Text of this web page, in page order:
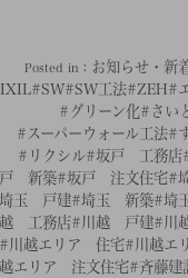
Posted in： お知らせ・新
#SW#SW工法#ZEH#
#グリーン化#さい
#スーパーウォール工法#
#リクシル#坂戸 工務店
新築#坂戸 注文住宅#
玉 戸建#埼玉 新築#埼
工務店#川越 戸建#川
#川越エリア 住宅#川越エ
エリア 注文住宅#斉藤建